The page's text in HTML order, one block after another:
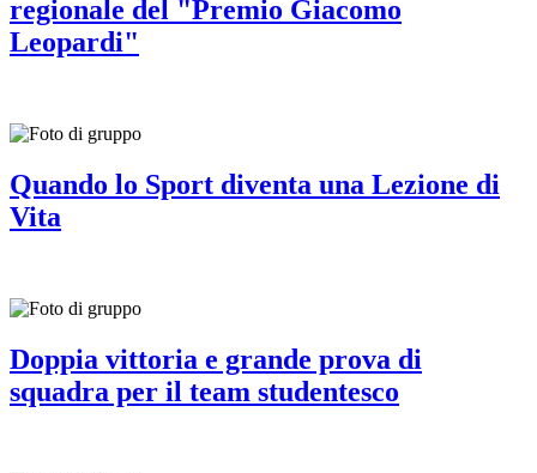
regionale del "Premio Giacomo
Leopardi"
Quando lo Sport diventa una Lezione di
Vita
Doppia vittoria e grande prova di
squadra per il team studentesco